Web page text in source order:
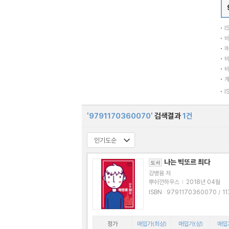
'9791170360070' 검색결과1건
도서 나는 빅또르 최다
강병융 저
뿌쉬낀하우스 | 2018년 04월
ISBN : 9791170360070 / 1170360
정가 매입가(최상) 매입가(상) 매